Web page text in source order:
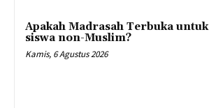
Apakah Madrasah Terbuka untuk
siswa non-Muslim?
Kamis, 6 Agustus 2026